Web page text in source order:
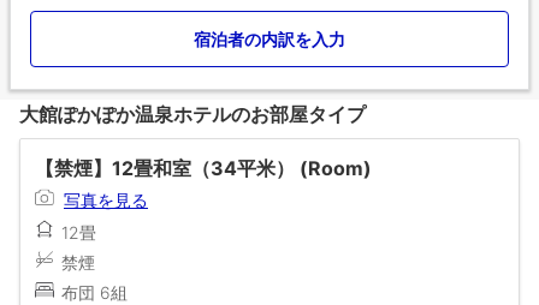
宿泊者の内訳を入力
大館ぽかぽか温泉ホテルのお部屋タイプ
【禁煙】12畳和室（34平米） (Room)
写真を見る
12畳
禁煙
布団 6組